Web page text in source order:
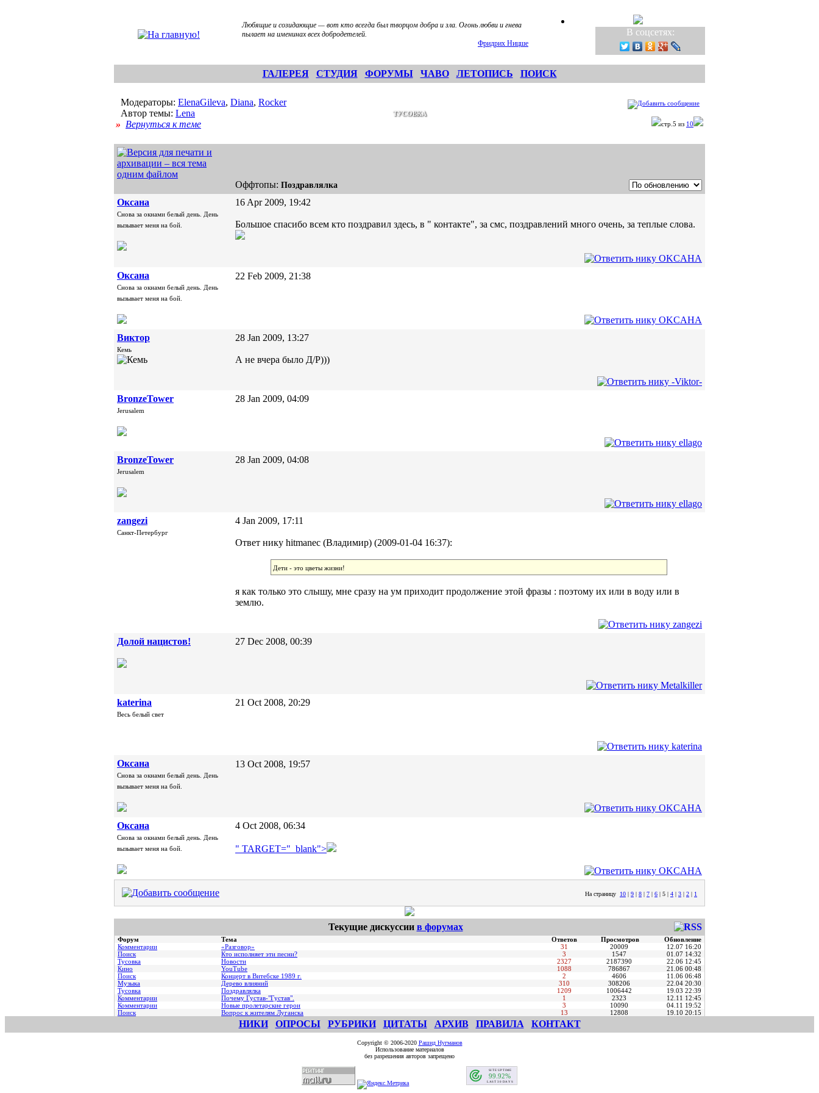
Любящие и созидающие — вот кто всегда был творцом добра и зла. Огонь любви и гнева
пылает на именинах всех добродетелей.
Фридрих Ницше
В соцсетях:
ГАЛЕРЕЯ СТУДИЯ ФОРУМЫ ЧАВО ЛЕТОПИСЬ ПОИСК
Модераторы: ElenaGileva, Diana, Rocker
Автор темы: Lena
» Вернуться к теме
ТУСОВКА
стр.5 из 10
Оффтопы: Поздравлялка
Oксана
Снова за окнами белый день. День
вызывает меня на бой.
16 Apr 2009, 19:42
Большое спасибо всем кто поздравил здесь, в " контакте", за смс, поздравлений много очень, за теплые слова.
Oксана
Снова за окнами белый день. День
вызывает меня на бой.
22 Feb 2009, 21:38
Виктор
Кемь
28 Jan 2009, 13:27
А не вчера было Д/Р)))
BronzeTower
Jerusalem
28 Jan 2009, 04:09
BronzeTower
Jerusalem
28 Jan 2009, 04:08
zangezi
Санкт-Петербург
4 Jan 2009, 17:11
Ответ нику hitmanec (Владимир) (2009-01-04 16:37):
Дети - это цветы жизни!
я как только это слышу, мне сразу на ум приходит продолжение этой фразы : поэтому их или в воду или в
землю.
Долой нацистов! 27 Dec 2008, 00:39
katerina
Весь белый свет
21 Oct 2008, 20:29
Oксана
Снова за окнами белый день. День
вызывает меня на бой.
13 Oct 2008, 19:57
Oксана
Снова за окнами белый день. День
вызывает меня на бой.
4 Oct 2008, 06:34
" TARGET="_blank">
На страницу 10 | 9 | 8 | 7 | 6 | 5 | 4 | 3 | 2 | 1
Текущие дискуссии в форумах
Форум Тема Ответов Просмотров
Обновление
Комментарии
«Разговор» 31 20009
12.07 16:20
Поиск
Кто исполняет эти песни? 3 1547
01.07 14:32
Тусовка
Новости 2327 2187390
22.06 12:45
Кино
YouTube 1088 786867
21.06 00:48
Поиск
Концерт в Витебске 1989 г. 2 4606
11.06 06:48
Музыка
Дерево влияний 310 308206
22.04 20:30
Тусовка
Поздравлялка 1209 1006442
19.03 22:39
Комментарии
Почему Густав-"Густав". 1 2323
12.11 12:45
Комментарии
Hовые пролетарские герои 3 10090
04.11 19:52
Поиск
Вопрос к жителям Луганска 13 12808 19.10 20:15
НИКИ ОПРОСЫ РУБРИКИ ЦИТАТЫ АРХИВ ПРАВИЛА КОНТАКТ
Copyright © 2006-2020 Рашид Нугманов
Использование материалов
без разрешения авторов запрещено